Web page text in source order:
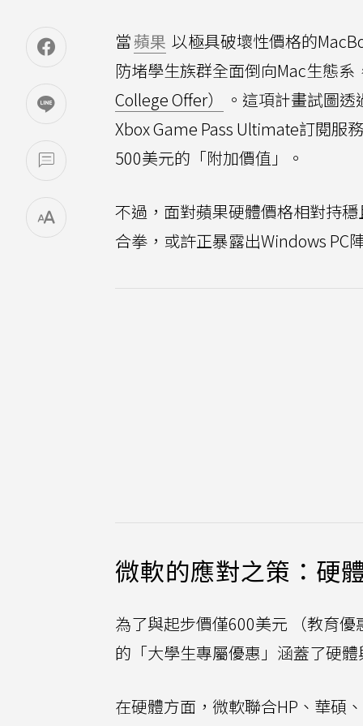
當蘋果 以極具破壞性價格的
防堵學生族群全面倒向Mac生態系
College Offer）
。這項計畫試圖
Xbox Game Pass Ultimate訂閱服
500美元的「附加價值」。
不過，面對蘋果硬體價格相對持
合拳，或許正暴露出Windows PC
微軟的應對之策：硬
為了與起步價僅600美元 （教育
的「大學生專屬優惠」涵蓋了硬
在硬體方面，微軟聯合HP、華碩